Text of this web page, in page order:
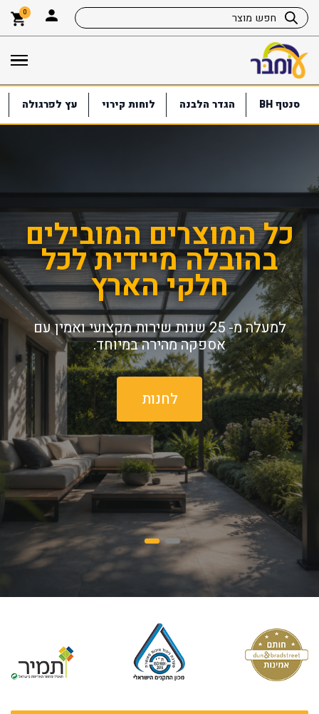
0
סנטף BH הגדר הלבנה לוחות קירוי עץ לפרגולה
כל המוצרים המובילים
בהובלה מיידית לכל
חלקי הארץ
למעלה מ- 25 שנות שירות מקצועי ואמין עם
אספקה מהירה במיוחד.
לחנות